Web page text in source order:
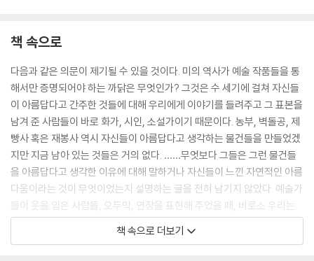
책 속으로
다음과 같은 의문이 제기될 수 있을 것이다. 미의 역사가 예술 작품들을 통
해서만 증명되어야 하는 까닭은 무엇인가? 그것은 수 세기에 걸쳐 자신들
이 아름답다고 간주한 것들에 대해 우리에게 이야기를 들려주고 그 표본을
남겨 준 사람들이 바로 화가, 시인, 소설가이기 때문이다. 농부, 벽돌공, 제
빵사 혹은 재봉사 역시 자신들이 아름답다고 생각하는 물건들을 만들었겠
지만 지금 남아 있는 것들은 거의 없다. ……무엇보다 그들은 그런 물건들
을 아름답다고 생각한 이유에 대해 말하거나 자신들이 느낀 자연적인 아름
다움이라는 것이 무엇이었는지 설명하는 글을 전혀 남기지 않았다. 예술가
들이 옷을 입은 사람들, 오두막, 연장을 표현해 주었을 때, 비로소 우리는
예술가들이 그 당시 장인들이 이상으로 생각하는 미에 대해 무엇인가를 말
해 주고 있다고 생각하게 된다.
책 속으로 더보기